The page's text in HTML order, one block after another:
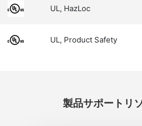
UL, HazLoc
UL, Product Safety
製品サポート リ